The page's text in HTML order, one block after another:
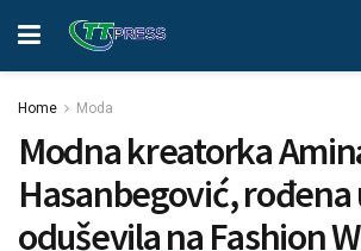
Home Moda
Modna kreatorka
Hasanbegović,
oduševila na Fashion